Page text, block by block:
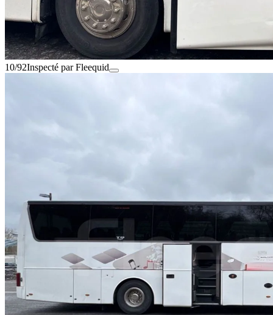
10/92Inspecté par Fleequid